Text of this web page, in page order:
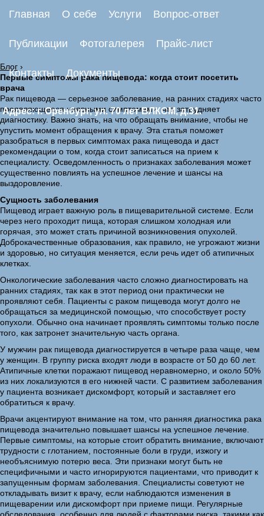
Главная О себе Услуги Вопрос-ответ
Публикации Фотогалерея Прайс-лист
Контакты Документы
Адрес: г. Оренбург, ул. 70 лет ВЛКСМ, д.31.
Блог ›
Первые симптомы рака пищевода: когда стоит посетить
врача
Рак пищевода — серьезное заболевание, на ранних стадиях часто
проявляющееся неявными симптомами, что затрудняет
диагностику. Важно знать, на что обращать внимание, чтобы не
упустить момент обращения к врачу. Эта статья поможет
разобраться в первых симптомах рака пищевода и даст
рекомендации о том, когда стоит записаться на прием к
специалисту. Осведомленность о признаках заболевания может
существенно повлиять на успешное лечение и шансы на
выздоровление.
Сущность заболевания
Пищевод играет важную роль в пищеварительной системе. Если
через него проходит пища, которая слишком холодная или
горячая, это может стать причиной возникновения опухолей.
Доброкачественные образования, как правило, не угрожают жизни
и здоровью, но ситуация меняется, если речь идет об атипичных
клетках.
Онкологические заболевания часто сложно диагностировать на
ранних стадиях, так как в этот период они практически не
проявляют себя. Пациенты с раком пищевода могут долго не
обращаться за медицинской помощью, что способствует росту
опухоли. Обычно она начинает проявлять симптомы только после
того, как затронет значительную часть органа.
У мужчин рак пищевода диагностируется в четыре раза чаще, чем
у женщин. В группу риска входят люди в возрасте от 50 до 60 лет.
Атипичные клетки поражают пищевод неравномерно, и около 50%
из них локализуются в его нижней части. С развитием заболевания
у пациента возникает дискомфорт, который и заставляет его
обратиться к врачу.
Врачи акцентируют внимание на том, что ранняя диагностика рака
пищевода значительно повышает шансы на успешное лечение.
Первые симптомы, на которые стоит обратить внимание, включают
трудности с глотанием, постоянные боли в груди, изжогу и
необъяснимую потерю веса. Эти признаки могут быть не
специфичными и часто игнорируются пациентами, что приводит к
запущенным формам заболевания. Специалисты советуют не
откладывать визит к врачу, если наблюдаются изменения в
пищеварении или дискомфорт при приеме пищи. Регулярные